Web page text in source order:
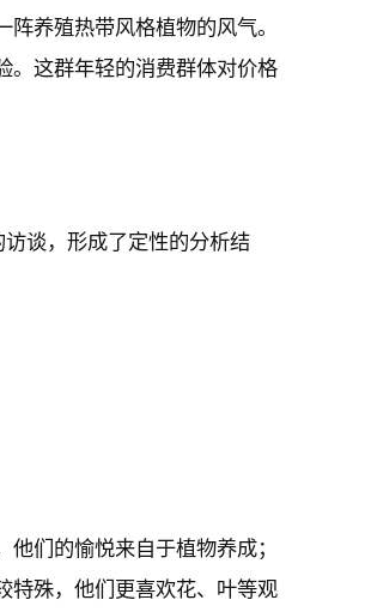
养殖热带风格植物的风气。
。这群年轻的消费群体对价格
谈，形成了定性的分析结
们的愉悦来自于植物养成；
特殊，他们更喜欢花、叶等观